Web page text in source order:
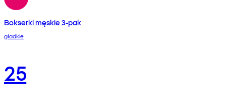
Bokserki męskie 3-pak
gładkie
25